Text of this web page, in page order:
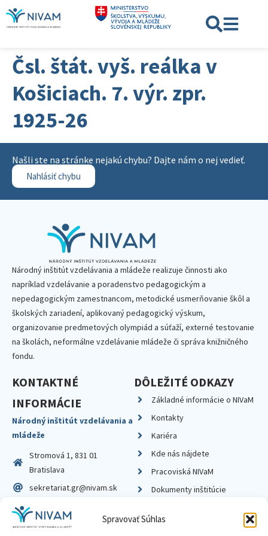
Spravovať Súhlas
Čsl. štát. vyš. reálka v
Košiciach. 7. výr. zpr.
1925-26
Našli ste na stránke nejakú chybu? Dajte nám o nej vedieť.
Nahlásiť chybu
Národný inštitút vzdelávania a mládeže realizuje činnosti ako
napríklad vzdelávanie a poradenstvo pedagogickým a
nepedagogickým zamestnancom, metodické usmerňovanie škôl a
školských zariadení, aplikovaný pedagogický výskum,
organizovanie predmetových olympiád a súťaží, externé testovanie
na školách, neformálne vzdelávanie mládeže či správa knižničného
fondu.
KONTAKTNÉ
INFORMÁCIE
Národný inštitút vzdelávania a
mládeže
Stromová 1, 831 01
Bratislava
sekretariat.gr@nivam.sk
IČO: 00164348
DIČ: 2020798714
DÔLEŽITÉ ODKAZY
Základné informácie o NIVaM
Kontakty
Kariéra
Kde nás nájdete
Pracoviská NIVaM
Dokumenty inštitúcie